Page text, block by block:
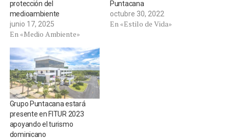
protección del
medioambiente
junio 17, 2025
En «Medio Ambiente»
Puntacana
octubre 30, 2022
En «Estilo de Vida»
Grupo Puntacana estará
presente en FITUR 2023
apoyando el turismo
dominicano